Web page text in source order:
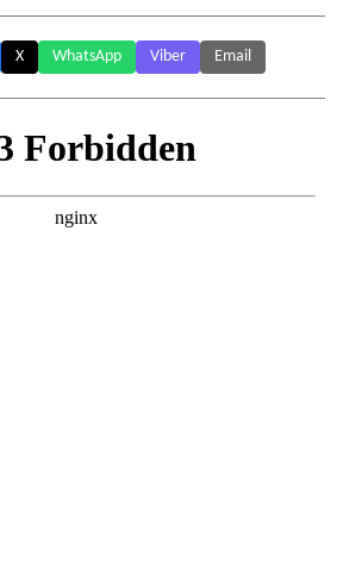
X WhatsApp Viber Email